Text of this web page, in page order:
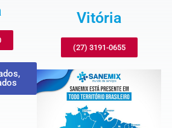
Vitória
(27) 3191-0655